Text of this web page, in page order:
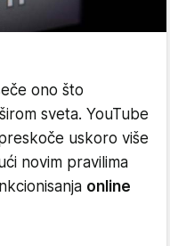
ono što
sveta. YouTube
uskoro više
novim pravilima
online